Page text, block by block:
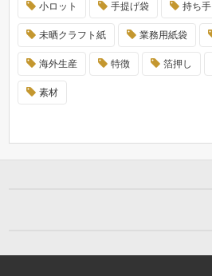
小ロット 手提げ袋 持ち手
未晒クラフト紙 業務用紙袋
海外生産 特徴 箔押し
素材